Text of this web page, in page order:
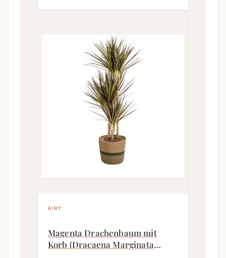
AIRY
Magenta Drachenbaum mit
Korb (Dracaena Marginata